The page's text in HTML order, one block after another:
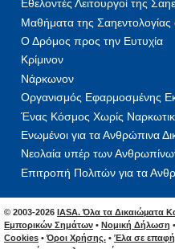
Εθελοντές Λειτουργοί της
Μαθήματα της Σαηεντολογίας
Ο Δρόμος προς την Ευτυχία
Κρίμινον
Νάρκωνον
Οργανισμός Εφαρμοσμένης
Ένας Κόσμος Χωρίς
Ενωμένοι για τα Ανθρώπινα
Νεολαία υπέρ των
Επιτροπή Πολιτών για τα
© 2003-2026 IASA. Όλα τα Δικαιώµατα
Εμπορικών Σημάτων • Νομική Δήλωση •
Cookies • Όροι Χρήσης. • Έλα σε επαφή